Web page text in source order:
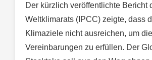
Der kürzlich veröffentlichte Bericht
Weltklimarats (IPCC) zeigte, dass
Klimaziele nicht ausreichen, um
Vereinbarungen zu erfüllen. Der